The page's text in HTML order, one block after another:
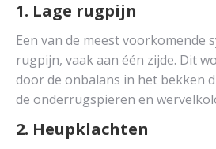
1. Lage rugpijn
Een van de meest voorkomende
rugpijn, vaak aan één zijde. Dit
door de onbalans in het bekken
de onderrugspieren en
2. Heupklachten